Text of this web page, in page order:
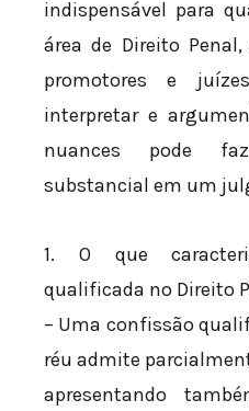
indispensável para
área de Direito
promotores e
interpretar e
nuances pode
substancial em um
1. O que
qualificada no Direito
– Uma confissão
réu admite
apresentando